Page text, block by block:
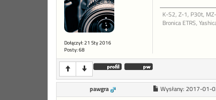
Dołączył: 21 Sty 2016
Posty: 68
K-S2, Z-1, P30t,
Bronica ETRS,
pawgra Wysłany: 2017-01-